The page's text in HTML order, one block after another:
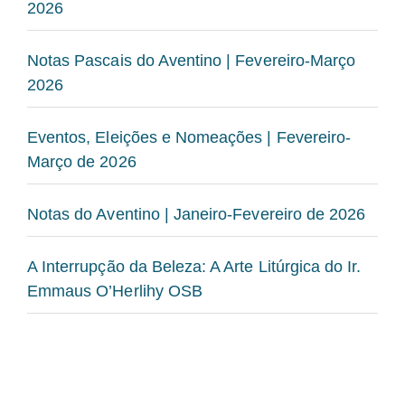
2026
Notas Pascais do Aventino | Fevereiro-Março
2026
Eventos, Eleições e Nomeações | Fevereiro-
Março de 2026
Notas do Aventino | Janeiro-Fevereiro de 2026
A Interrupção da Beleza: A Arte Litúrgica do Ir.
Emmaus O’Herlihy OSB